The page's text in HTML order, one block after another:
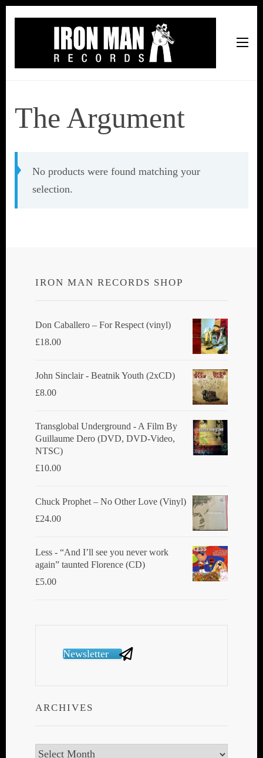
The Argument
No products were found matching your
selection.
IRON MAN RECORDS SHOP
Don Caballero ‎– For Respect (vinyl)
£18.00
John Sinclair - Beatnik Youth (2xCD)
£8.00
Transglobal Underground ‎- A Film By
Guillaume Dero (DVD, DVD-Video,
NTSC)
£10.00
Chuck Prophet – No Other Love (Vinyl)
£24.00
Less - “And I’ll see you never work
again” taunted Florence (CD)
£5.00
Newsletter
ARCHIVES
Archives